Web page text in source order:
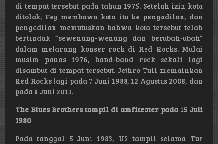
di tempat tersebut pada tahun 1975. Setelah izin kota
ditolak, Fey membawa kota itu ke pengadilan, dan
pengadilan memutuskan bahwa kota tersebut telah
bertindak “sewenang-wenang dan berubah-ubah”
dalam melarang konser rock di Red Rocks. Mulai
musim panas 1976, band-band rock sekali lagi
disambut di tempat tersebut. Jethro Tull memainkan
Red Rocks lagi pada 7 Juni 1988, 12 Agustus 2008, dan
pada 8 Juni 2011.
The Blues Brothers tampil di amfiteater pada 15 Juli
1980
Pada tanggal 5 Juni 1983, U2 tampil selama Tur